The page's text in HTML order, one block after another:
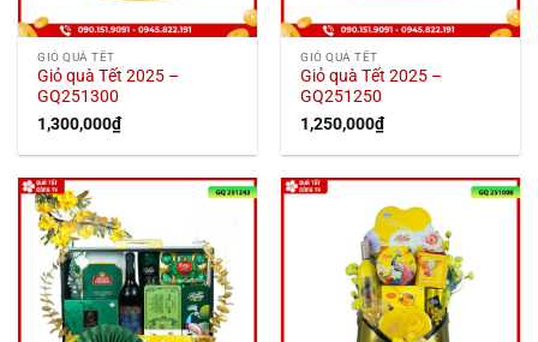
GIỎ QUÀ TẾT
Giỏ quà Tết 2025 –
GQ251300
1,300,000₫
GIỎ QUÀ TẾT
Giỏ quà Tết 2025 –
GQ251250
1,250,000₫